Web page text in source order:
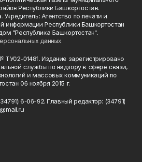
Республики Башкортостан.
Учредитель: Агентство по печати и
информации Республики Башкортостан
"Республика Башкортостан".
данных
01481. Издание зарегистрировано
службы по надзору в сфере связи,
и массовых коммуникаций по
06 ноября 2015 г.
6-06-92. Главный редактор: (34791)